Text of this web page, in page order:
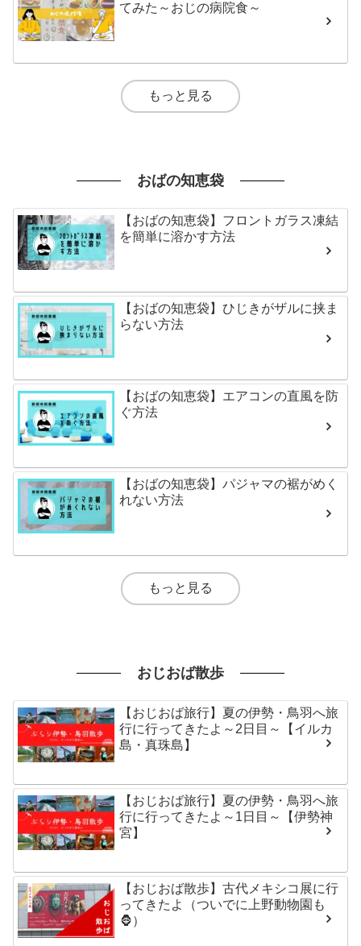
てみた～おじの病院食～
もっと見る
おばの知恵袋
【おばの知恵袋】フロントガラス凍結
を簡単に溶かす方法
【おばの知恵袋】ひじきがザルに挟ま
らない方法
【おばの知恵袋】エアコンの直風を防
ぐ方法
【おばの知恵袋】パジャマの裾がめく
れない方法
もっと見る
おじおば散歩
【おじおば旅行】夏の伊勢・鳥羽へ旅
行に行ってきたよ～2日目～【イルカ
島・真珠島】
【おじおば旅行】夏の伊勢・鳥羽へ旅
行に行ってきたよ～1日目～【伊勢神
宮】
【おじおば散歩】古代メキシコ展に行
ってきたよ（ついでに上野動物園も
🦍）